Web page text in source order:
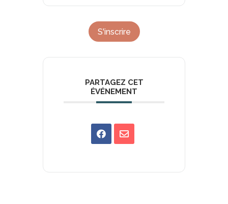
S'inscrire
PARTAGEZ CET
ÉVÉNEMENT